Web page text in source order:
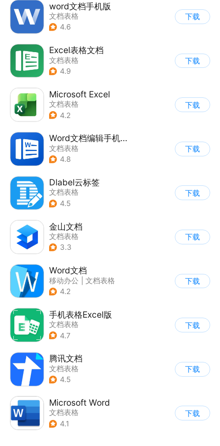
word文档手机版
文档表格
4.6
下载
Excel表格文档
文档表格
4.9
下载
Microsoft Excel
文档表格
4.2
下载
Word文档编辑手机版
文档表格
4.8
下载
Dlabel云标签
文档表格
4.5
下载
金山文档
文档表格
3.3
下载
Word文档
移动办公
文档表格
4.2
下载
手机表格Excel版
文档表格
4.7
下载
腾讯文档
文档表格
4.5
下载
Microsoft Word
文档表格
4.1
下载